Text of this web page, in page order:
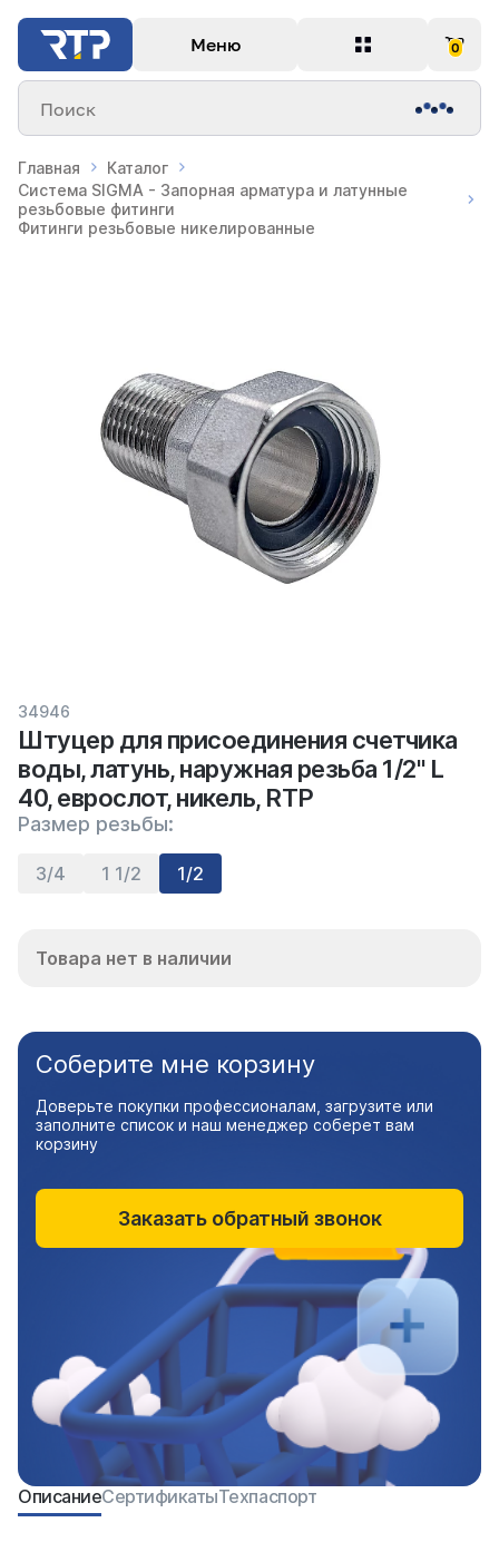
Меню 0
Поиск
Главная
Каталог
Система SIGMA - Запорная арматура и латунные
резьбовые фитинги
Фитинги резьбовые никелированные
34946
Штуцер для присоединения счетчика
воды, латунь, наружная резьба 1/2" L
40, еврослот, никель, RTP
Размер резьбы:
3/4 1 1/2 1/2
Товара нет в наличии
ОписаниеСертификатыТехпаспорт
Соберите мне корзину
Доверьте покупки профессионалам, загрузите или
заполните список и наш менеджер соберет вам
корзину
Заказать обратный звонок